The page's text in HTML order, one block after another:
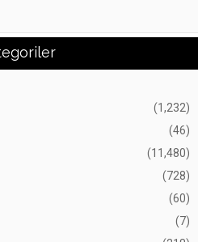
(1,232)
(46)
(11,480)
(728)
(60)
(7)